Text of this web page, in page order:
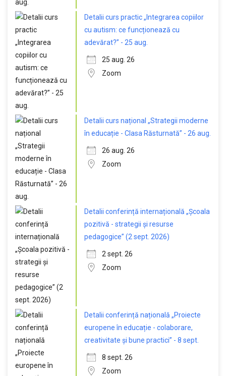
Detalii curs practic „Integrarea copiilor
cu autism: ce funcționează cu
adevărat?” - 25 aug.
25 aug. 26
Zoom
Detalii curs național „Strategii moderne
în educație - Clasa Răsturnată” - 26 aug.
26 aug. 26
Zoom
Detalii conferință internațională „Școala
pozitivă - strategii și resurse
pedagogice” (2 sept. 2026)
2 sept. 26
Zoom
Detalii conferință națională „Proiecte
europene în educație - colaborare,
creativitate și bune practici” - 8 sept.
8 sept. 26
Zoom